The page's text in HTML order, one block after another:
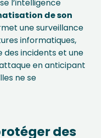
l’intelligence
de son
une surveillance
informatiques,
incidents et une
en anticipant
ne se
des